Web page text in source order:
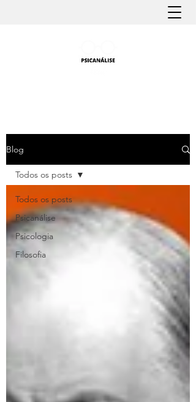
Blog
Todos os posts
Psicanálise
Psicologia
Filosofia
Todos os posts